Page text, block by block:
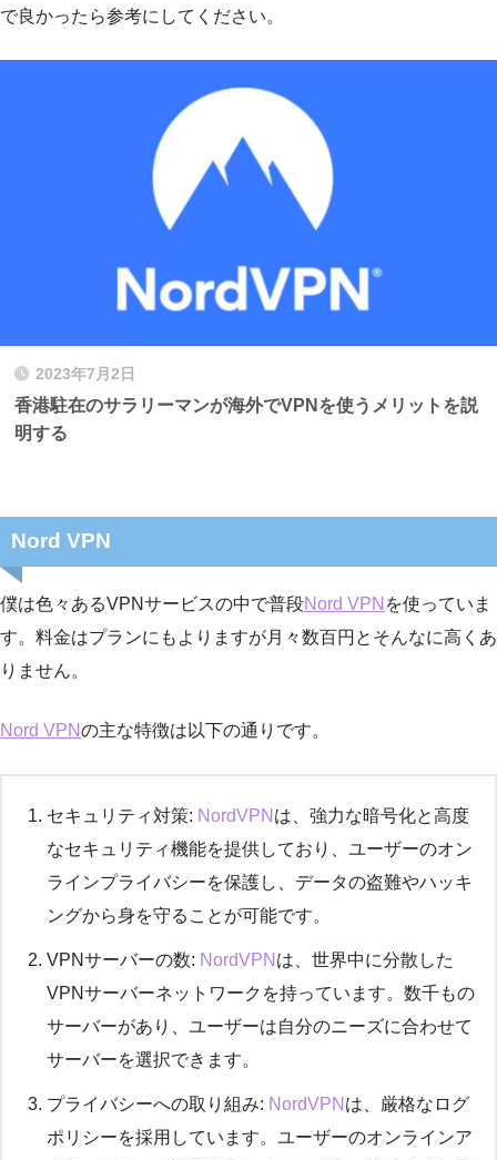
で良かったら参考にしてください。
2023年7月2日
香港駐在のサラリーマンが海外でVPNを使うメリットを説
明する
Nord VPN
僕は色々あるVPNサービスの中で普段Nord VPN を使っていま
す。料金はプランにもよりますが月々数百円とそんなに高くあ
りません。
Nord VPNの主な特徴は以下の通りです。
セキュリティ対策: NordVPN は、強力な暗号化と高度
なセキュリティ機能を提供しており、ユーザーのオン
ラインプライバシーを保護し、データの盗難やハッキ
ングから身を守ることが可能です。
VPNサーバーの数: NordVPN は、世界中に分散した
VPNサーバーネットワークを持っています。数千もの
サーバーがあり、ユーザーは自分のニーズに合わせて
サーバーを選択できます。
プライバシーへの取り組み: NordVPN は、厳格なログ
ポリシーを採用しています。ユーザーのオンラインア